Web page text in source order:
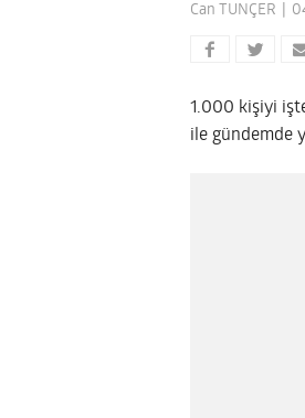
Can TUNÇER
1.000 kişiyi
ile gündemde